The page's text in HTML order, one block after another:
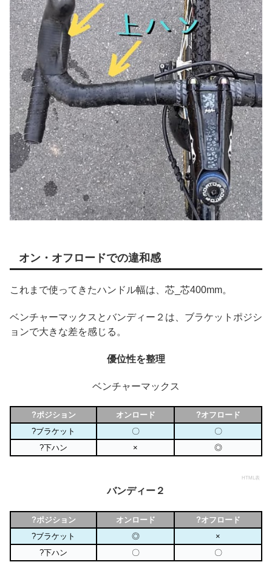
オン・オフロードでの違和感
これまで使ってきたハンドル幅は、芯_芯400mm。
ベンチャーマックスとバンディー２は、ブラケットポジシ
ョンで大きな差を感じる。
優位性を整理
ベンチャーマックス
?ポジション オンロード
?オフロード
?ブラケット
〇
〇
?下ハン
× ◎
HTML表
バンディー２
?ポジション オンロード
?オフロード
?ブラケット
◎
×
?下ハン
〇 〇